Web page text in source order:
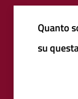
Quanto
su